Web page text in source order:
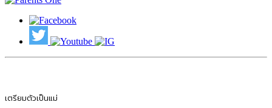
เตรียมตัวเป็นแม่